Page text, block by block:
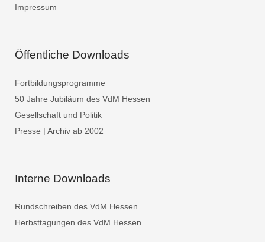
Impressum
Öffentliche Downloads
Fortbildungsprogramme
50 Jahre Jubiläum des VdM Hessen
Gesellschaft und Politik
Presse | Archiv ab 2002
Interne Downloads
Rundschreiben des VdM Hessen
Herbsttagungen des VdM Hessen